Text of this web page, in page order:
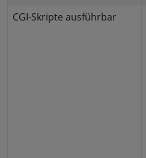
CGI-Skripte ausführbar